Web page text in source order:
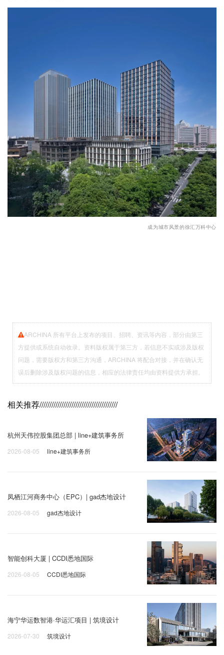
成为城市风景的徐汇万科中心
ARCHINA 所有平台上发布的项目、招聘、资讯等内容，部分由第三
方提供或系统自动收录。资料版权属于第三方，若信息不实或涉及版权
问题，需要版权方和第三方沟通，ARCHINA 将配合对接，并在确认无
误后删除涉及版权问题的信息，相应的法律责任均由资料提供方承担。
相关推荐///////////////////////////////////////
杭州天伟控股集团总部 | line+建筑事务所
2026-08-05 line+建筑事务所
凤栖江河商务中心（EPC）| gad杰地设计
2026-08-05 gad杰地设计
智能创科大厦 | CCDI悉地国际
2026-08-05 CCDI悉地国际
海宁华运数智港·华运汇项目 | 筑境设计
2026-07-30 筑境设计